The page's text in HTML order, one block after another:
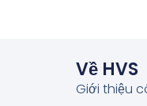
Về HVS
Giới thiệu